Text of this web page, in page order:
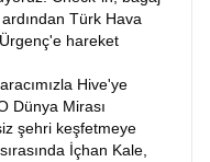
Türk Hava
hareket
Hive'ye
Dünya Mirası
şehri keşfetmeye
İçhan Kale,